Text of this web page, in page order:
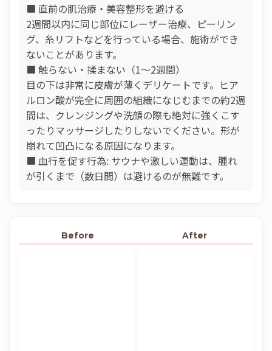
■ 直前の肌治療・美容整形を避ける
2週間以内に同じ部位にレーザー治療、ピーリン
グ、糸リフトなどを行っている場合、施術ができ
ないことがあります。
■ 触らない・揉まない（1〜2週間）
目の下は非常に皮膚が薄くデリケートです。ヒア
ルロン酸が完全に周囲の組織になじむまでの約2週
間は、クレンジングや洗顔の際も絶対に強くこす
ったりマッサージしたりしないでください。形が
崩れて凹凸になる原因になります。
■ 血行を促す行為: サウナや激しい運動は、腫れ
が引くまで（数日間）は避けるのが無難です。
Before After